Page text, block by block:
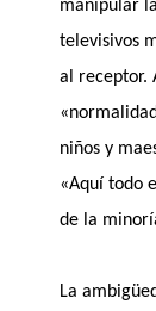
manipular
televisivos
al receptor.
niños y
«Aquí todo
de la
La